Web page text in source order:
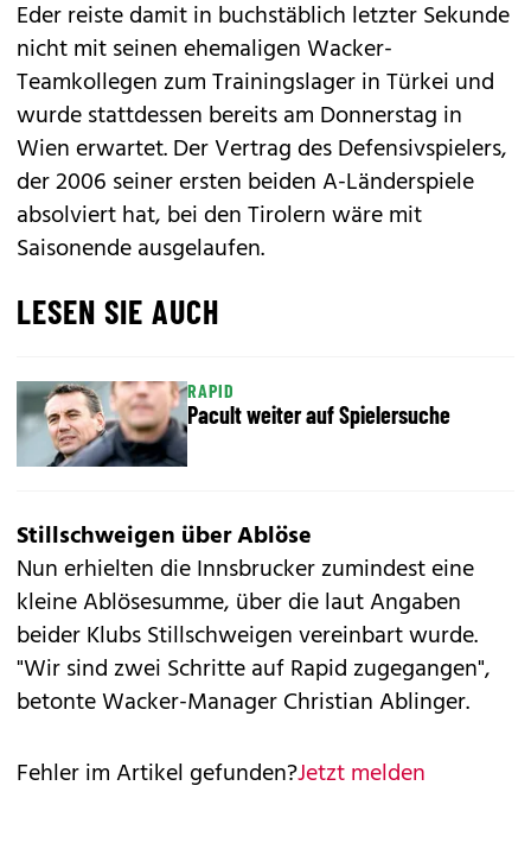
Eder reiste damit in buchstäblich letzter Sekunde
nicht mit seinen ehemaligen Wacker-
Teamkollegen zum Trainingslager in Türkei und
wurde stattdessen bereits am Donnerstag in
Wien erwartet. Der Vertrag des Defensivspielers,
der 2006 seiner ersten beiden A-Länderspiele
absolviert hat, bei den Tirolern wäre mit
Saisonende ausgelaufen.
LESEN SIE AUCH
RAPID
Pacult weiter auf Spielersuche
Stillschweigen über Ablöse
Nun erhielten die Innsbrucker zumindest eine
kleine Ablösesumme, über die laut Angaben
beider Klubs Stillschweigen vereinbart wurde.
"Wir sind zwei Schritte auf Rapid zugegangen",
betonte Wacker-Manager Christian Ablinger.
Fehler im Artikel gefunden?Jetzt melden